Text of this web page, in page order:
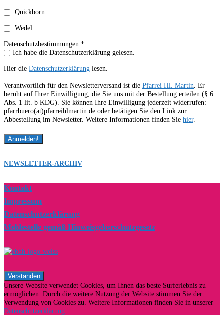
Quickborn
Wedel
Datenschutzbestimmungen *
Ich habe die Datenschutzerklärung gelesen.
Hier die Datenschutzerklärung lesen.
Verantwortlich für den Newsletterversand ist die Pfarrei Hl. Martin. Er
beruht auf Ihrer Einwilligung, die Sie uns mit der Bestellung erteilen (§ 6
Abs. 1 lit. b KDG). Sie können Ihre Einwilligung jederzeit widerrufen:
pfarrbuero(at)pfarreihlmartin.de oder betätigen Sie den Link zur
Abbestellung im Newsletter. Weitere Informationen finden Sie hier.
NEWSLETTER-ARCHIV
Kontakt
Impressum
Datenschutzerklärung
Meldestelle gemäß Hinweisgeberschutzgesetz
Unsere Website verwendet Cookies, um Ihnen das beste Surferlebnis zu
ermöglichen. Durch die weitere Nutzung der Website stimmen Sie der
Verwendung von Cookies zu. Weitere Informationen finden Sie in unserer
Datenschutzerklärung.